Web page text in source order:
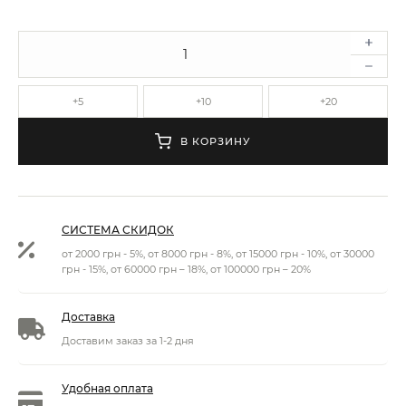
+5 +10 +20
В КОРЗИНУ
СИСТЕМА СКИДОК
от 2000 грн - 5%, от 8000 грн - 8%, от 15000 грн - 10%, от 30000
грн - 15%, от 60000 грн – 18%, от 100000 грн – 20%
Доставка
Доставим заказ за 1-2 дня
Удобная оплата